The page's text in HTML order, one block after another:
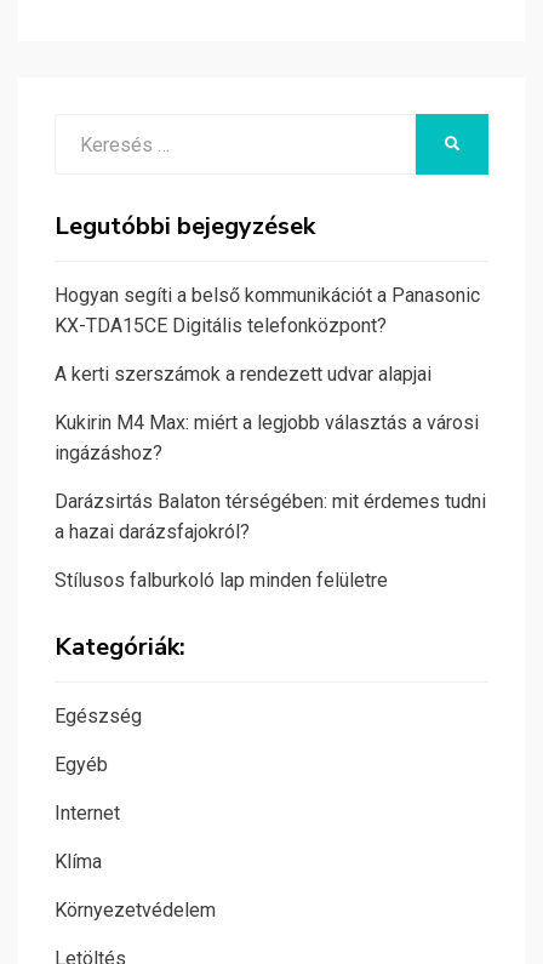
Legutóbbi bejegyzések
Hogyan segíti a belső kommunikációt a Panasonic
KX-TDA15CE Digitális telefonközpont?
A kerti szerszámok a rendezett udvar alapjai
Kukirin M4 Max: miért a legjobb választás a városi
ingázáshoz?
Darázsirtás Balaton térségében: mit érdemes tudni
a hazai darázsfajokról?
Stílusos falburkoló lap minden felületre
Kategóriák:
Egészség
Egyéb
Internet
Klíma
Környezetvédelem
Letöltés